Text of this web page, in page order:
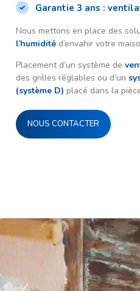
Garantie 3 ans :
Nous mettons en place des
l’humiditéd’envahir votre
Placement d’un système de
des grilles réglables ou d’un
(système D) placé dans la
NOUS CONTACTER